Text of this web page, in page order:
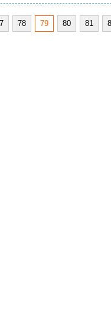
78 79 80 81